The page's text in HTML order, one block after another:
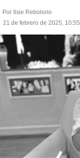
Por Ilsie Rebolorio
21 de febrero de 2025, 10:55